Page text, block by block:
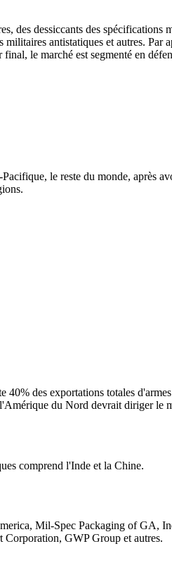
des dessiccants des spécifications
antistatiques et autres. Par
le marché est segmenté en
le reste du monde, après
40% des exportations totales
du Nord devrait diriger le
comprend l'Inde et la Chine.
Mil-Spec Packaging of GA,
GWP Group et autres.